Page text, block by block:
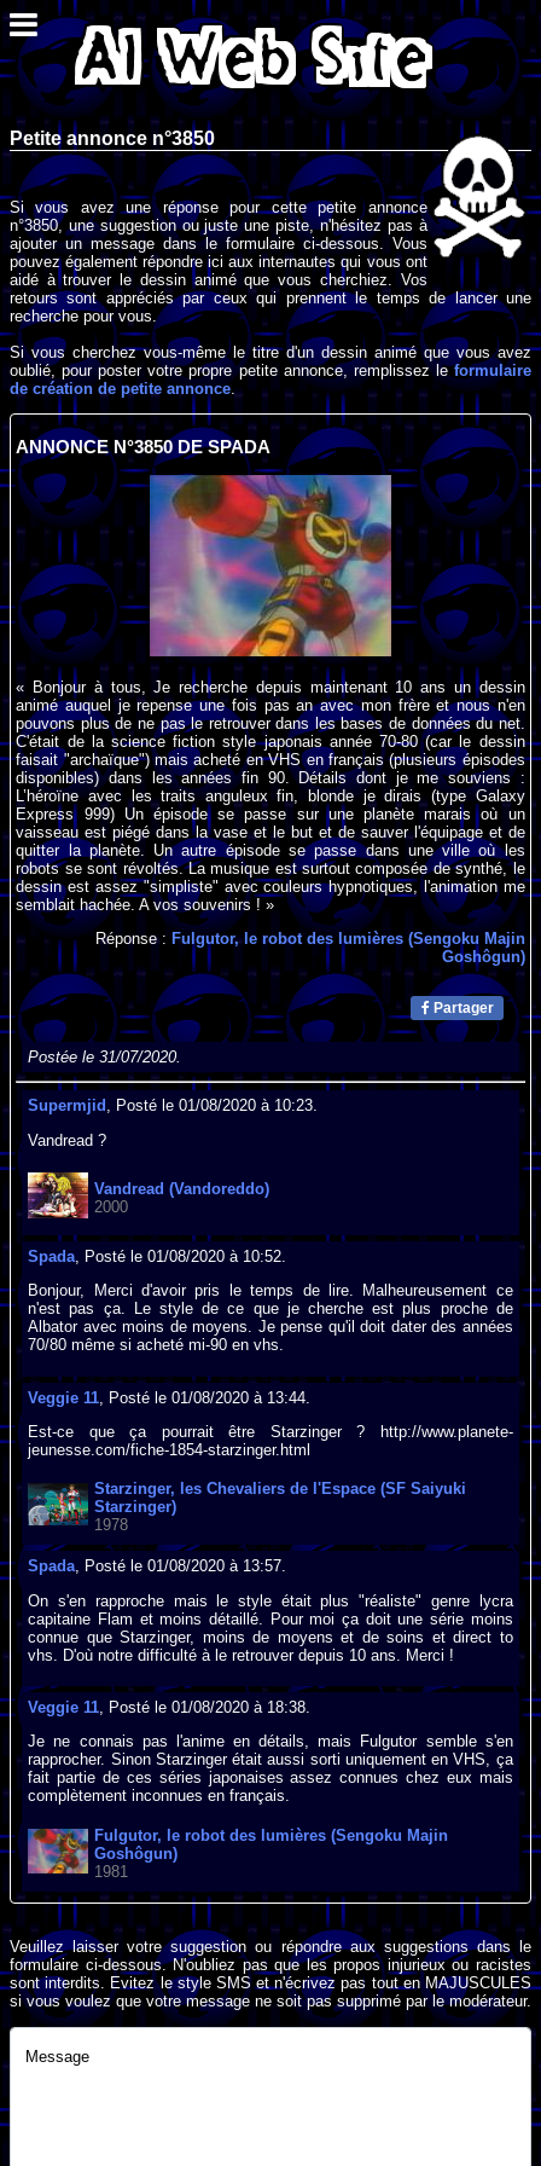
Petite annonce n°3850
Si vous avez une réponse pour cette petite annonce
n°3850, une suggestion ou juste une piste, n'hésitez pas à
ajouter un message dans le formulaire ci-dessous. Vous
pouvez également répondre ici aux internautes qui vous ont
aidé à trouver le dessin animé que vous cherchiez. Vos
retours sont appréciés par ceux qui prennent le temps de lancer une
recherche pour vous.
Si vous cherchez vous-même le titre d'un dessin animé que vous avez
oublié, pour poster votre propre petite annonce, remplissez leformulaire
de création de petite annonce .
ANNONCE N°3850 DE SPADA
« Bonjour à tous, Je recherche depuis maintenant 10 ans un dessin
animé auquel je repense une fois pas an avec mon frère et nous n'en
pouvons plus de ne pas le retrouver dans les bases de données du net.
C'était de la science fiction style japonais année 70-80 (car le dessin
faisait "archaïque") mais acheté en VHS en français (plusieurs épisodes
disponibles) dans les années fin 90. Détails dont je me souviens :
L’héroïne avec les traits anguleux fin, blonde je dirais (type Galaxy
Express 999) Un épisode se passe sur une planète marais où un
vaisseau est piégé dans la vase et le but et de sauver l'équipage et de
quitter la planète. Un autre épisode se passe dans une ville où les
robots se sont révoltés. La musique est surtout composée de synthé, le
dessin est assez "simpliste" avec couleurs hypnotiques, l'animation me
semblait hachée. A vos souvenirs ! »
Réponse : Fulgutor, le robot des lumières (Sengoku Majin
Goshôgun)
Partager
Postée le 31/07/2020.
Supermjid , Posté le 01/08/2020 à 10:23.
Vandread ?
Vandread (Vandoreddo)
2000
Spada, Posté le 01/08/2020 à 10:52.
Bonjour, Merci d'avoir pris le temps de lire. Malheureusement ce
n'est pas ça. Le style de ce que je cherche est plus proche de
Albator avec moins de moyens. Je pense qu'il doit dater des années
70/80 même si acheté mi-90 en vhs.
Veggie 11 , Posté le 01/08/2020 à 13:44.
Est-ce que ça pourrait être Starzinger ? http://www.planete-
jeunesse.com/fiche-1854-starzinger.html
Starzinger, les Chevaliers de l'Espace (SF Saiyuki
Starzinger)
1978
Spada, Posté le 01/08/2020 à 13:57.
On s'en rapproche mais le style était plus "réaliste" genre lycra
capitaine Flam et moins détaillé. Pour moi ça doit une série moins
connue que Starzinger, moins de moyens et de soins et direct to
vhs. D'où notre difficulté à le retrouver depuis 10 ans. Merci !
Veggie 11 , Posté le 01/08/2020 à 18:38.
Je ne connais pas l'anime en détails, mais Fulgutor semble s'en
rapprocher. Sinon Starzinger était aussi sorti uniquement en VHS, ça
fait partie de ces séries japonaises assez connues chez eux mais
complètement inconnues en français.
Fulgutor, le robot des lumières (Sengoku Majin
Goshôgun)
1981
Veuillez laisser votre suggestion ou répondre aux suggestions dans le
formulaire ci-dessous. N'oubliez pas que les propos injurieux ou racistes
sont interdits. Evitez le style SMS et n'écrivez pas tout en MAJUSCULES
si vous voulez que votre message ne soit pas supprimé par le modérateur.
Message